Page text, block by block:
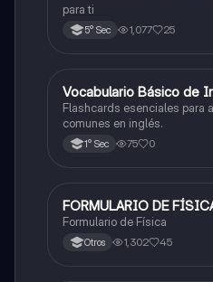
para ti
5° Sec 1,077 25
VInglés
Vocabulario Básico de
Flashcards esenciales para
comunes en inglés.
1° Sec 75 0
Física
FORMULARIO DE
Formulario de Física
Otros 1,302 45